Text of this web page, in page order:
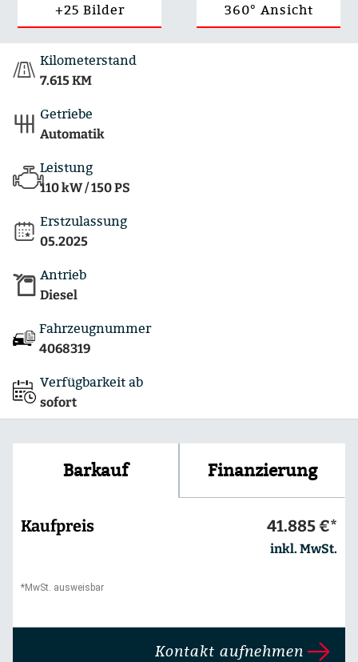
+25 Bilder 360° Ansicht
Kilometerstand
7.615 KM
Getriebe
Automatik
Leistung
110 kW / 150 PS
Erstzulassung
05.2025
Antrieb
Diesel
Fahrzeugnummer
4068319
Verfügbarkeit ab
sofort
Barkauf Finanzierung
Kaufpreis 41.885 €*
inkl. MwSt.
*MwSt. ausweisbar
Kontakt aufnehmen